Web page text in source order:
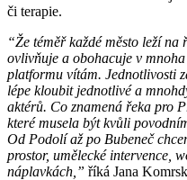
či terapie.
“Že téměř každé město leží
ovlivňuje a obohacuje v
platformu vítám. Jednotlivosti
lépe kloubit jednotlivé a
aktérů. Co znamená řeka pro
které musela být kvůli
Od Podolí až po Bubeneč
prostor, umělecké intervence,
náplavkách,” říká Jana